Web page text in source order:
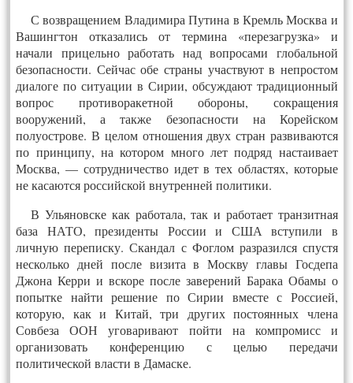
С возвращением Владимира Путина в Кремль Москва и
Вашингтон отказались от термина «перезагрузка» и
начали прицельно работать над вопросами глобальной
безопасности. Сейчас обе страны участвуют в непростом
диалоге по ситуации в Сирии, обсуждают традиционный
вопрос противоракетной обороны, сокращения
вооружений, а также безопасности на Корейском
полуострове. В целом отношения двух стран развиваются
по принципу, на котором много лет подряд настаивает
Москва, — сотрудничество идет в тех областях, которые
не касаются российской внутренней политики.
В Ульяновске как работала, так и работает транзитная
база НАТО, президенты России и США вступили в
личную переписку. Скандал с Фоглом разразился спустя
несколько дней после визита в Москву главы Госдепа
Джона Керри и вскоре после заверений Барака Обамы о
попытке найти решение по Сирии вместе с Россией,
которую, как и Китай, три других постоянных члена
Совбеза ООН уговаривают пойти на компромисс и
организовать конференцию с целью передачи
политической власти в Дамаске.